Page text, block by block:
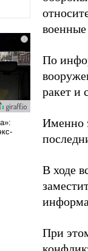
По
ракет и
Именно
В ходе
При